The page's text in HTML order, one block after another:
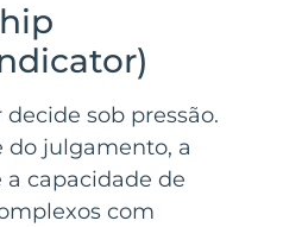
sob pressão.
do julgamento, a
capacidade de
com